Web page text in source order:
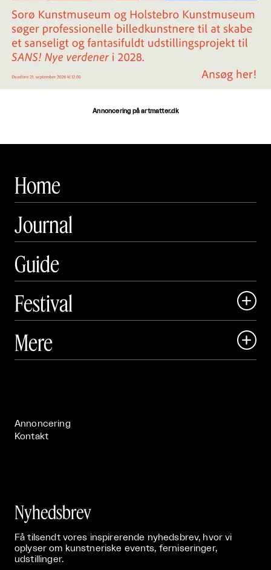
Annoncering på artmatter.dk
Home
Journal
Guide
Festival

 Art Matter Festival
Mere 
Annoncering
Kontakt
Nyhedsbrev
Få tilsendt vores inspirerende nyhedsbrev, hvor vi
oplyser om kunstneriske events, ferniseringer,
udstillinger.